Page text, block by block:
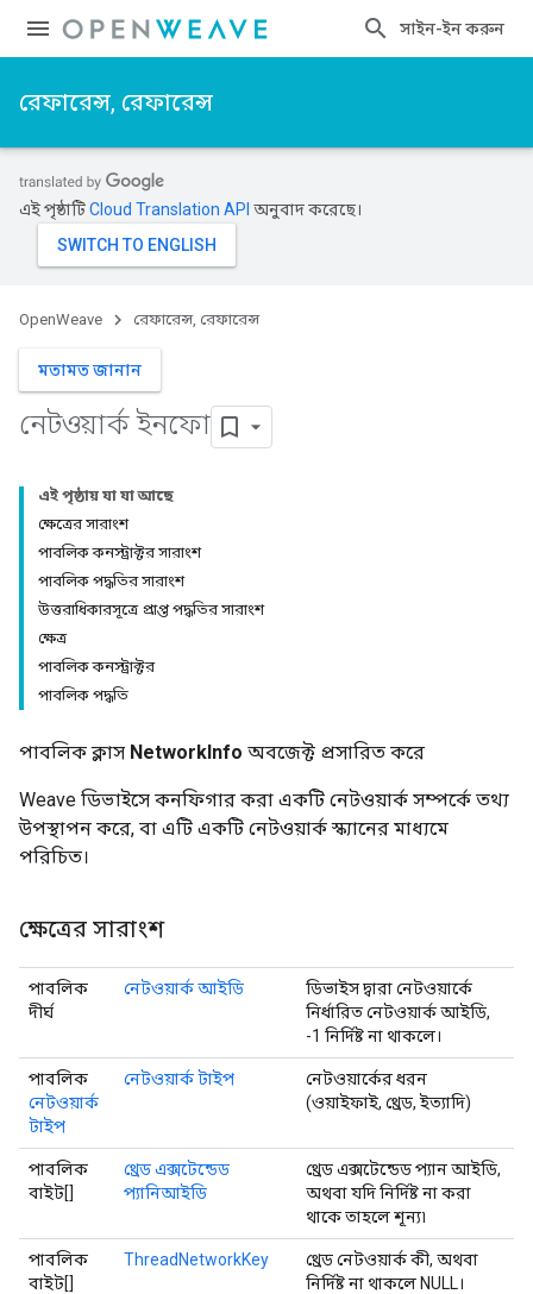
সাইন-ইন করুন
রেফারেন্স, রেফারেন্স
এই পৃষ্ঠাটিCloud Translation API অনুবাদ করেছে।
OpenWeave রেফারেন্স, রেফারেন্স
মতামত জানান
নেটওয়ার্ক ইনফো
এই পৃষ্ঠায় যা যা আছে
ক্ষেত্রের সারাংশ
পাবলিক কনস্ট্রাক্টর সারাংশ
পাবলিক পদ্ধতির সারাংশ
উত্তরাধিকারসূত্রে প্রাপ্ত পদ্ধতির সারাংশ
ক্ষেত্র
পাবলিক কনস্ট্রাক্টর
পাবলিক পদ্ধতি
পাবলিক ক্লাস NetworkInfo অবজেক্ট প্রসারিত করে
Weave ডিভাইসে কনফিগার করা একটি নেটওয়ার্ক সম্পর্কে তথ্য
উপস্থাপন করে, বা এটি একটি নেটওয়ার্ক স্ক্যানের মাধ্যমে
পরিচিত।
ক্ষেত্রের সারাংশ
পাবলিক
দীর্ঘ
নেটওয়ার্ক আইডি
ডিভাইস দ্বারা নেটওয়ার্কে
নির্ধারিত নেটওয়ার্ক আইডি,
-1 নির্দিষ্ট না থাকলে।
পাবলিক
নেটওয়ার্ক
টাইপ
নেটওয়ার্ক টাইপ
নেটওয়ার্কের ধরন
(ওয়াইফাই, থ্রেড, ইত্যাদি)
পাবলিক
বাইট[]
থ্রেড এক্সটেন্ডেড
প্যানিআইডি
থ্রেড এক্সটেন্ডেড প্যান আইডি,
অথবা যদি নির্দিষ্ট না করা
থাকে তাহলে শূন্য৷
পাবলিক
বাইট[]
ThreadNetworkKey
থ্রেড নেটওয়ার্ক কী, অথবা
নির্দিষ্ট না থাকলে NULL।